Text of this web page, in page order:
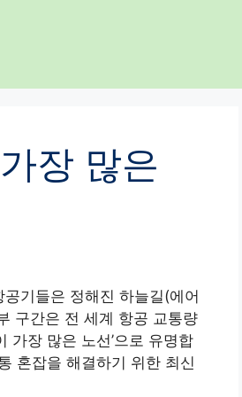
장 많은
기들은 정해진 하늘길(에어
구간은 전 세계 항공 교통량
가장 많은 노선’으로 유명합
혼잡을 해결하기 위한 최신